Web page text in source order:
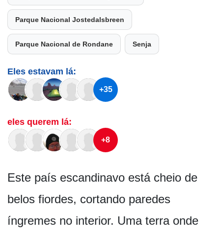
Parque Nacional Jostedalsbreen
Parque Nacional de Rondane Senja
Eles estavam lá:
+35
eles querem lá:
+8
Este país escandinavo está cheio de
belos fiordes, cortando paredes
íngremes no interior. Uma terra onde